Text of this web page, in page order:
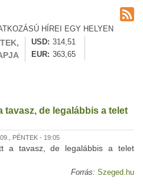
HÍREI EGY HELYEN
USD
314,51
EUR
363,65
tavasz, de legalábbis a telet
PÉNTEK - 19:05
a tavasz, de legalábbis a telet
Forrás: Szeged.hu